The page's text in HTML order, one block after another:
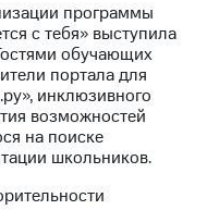
программы
с тебя» выступила
обучающих
портала для
инклюзивного
возможностей
на поиске
школьников.